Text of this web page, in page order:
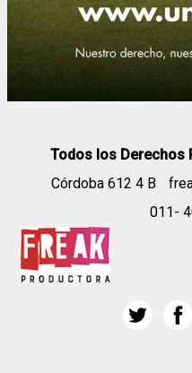
Todos los Derechos
Córdoba 612 4 B
011-